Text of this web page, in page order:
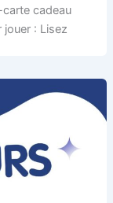
cadeau
jouer : Lisez